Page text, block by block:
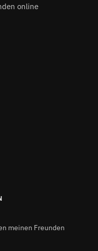
online
meinen Freunden